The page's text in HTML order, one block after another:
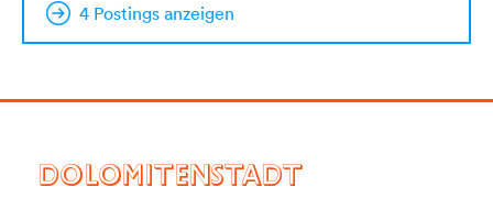
4 Postings anzeigen
DOLOMITENSTADT